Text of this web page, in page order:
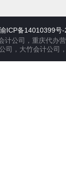
渝ICP备14010399号-
公司，重庆代办
司，大竹会计公司